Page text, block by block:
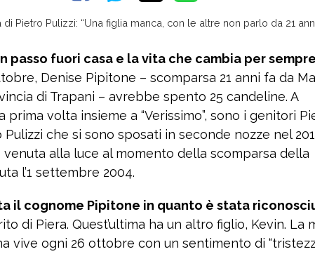
passo fuori casa e la vita che cambia per sempre
Denise Pipitone – scomparsa 21 anni fa da
di Trapani – avrebbe spento 25 candeline. A
prima volta insieme a “Verissimo”, sono i genitori
che si sono sposati in seconde nozze nel
alla luce al momento della scomparsa della
l’1 settembre 2004.
il cognome Pipitone in quanto è stata
di Piera. Quest’ultima ha un altro figlio, Kevin. La
vive ogni 26 ottobre con un sentimento di